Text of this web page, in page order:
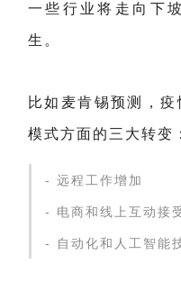
一些行业将走向下
生。
比如麦肯锡预测，
模式方面的三大转变
- 远程工作增加
- 电商和线上互动接
- 自动化和人工智能